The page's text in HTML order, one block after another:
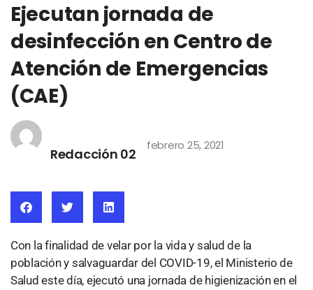
Ejecutan jornada de
desinfección en Centro de
Atención de Emergencias
(CAE)
Redacción 02
febrero 25, 2021
Con la finalidad de velar por la vida y salud de la
población y salvaguardar del COVID-19, el Ministerio de
Salud este día, ejecutó una jornada de higienización en el